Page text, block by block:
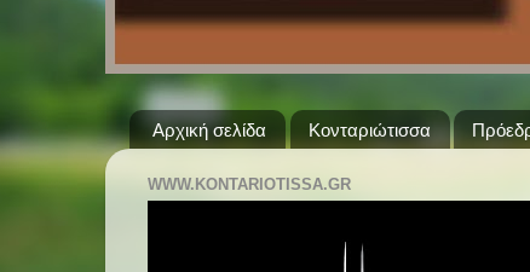
Αρχική σελίδα Κονταριώτισσα
WWW.KONTARIOTISSA.GR